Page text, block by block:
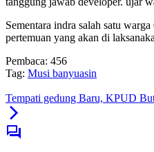
Sementara indra salah satu
pertemuan yang akan di
Pembaca: 456
Tag: Musi banyuasin
Tempati gedung Baru, KPUD